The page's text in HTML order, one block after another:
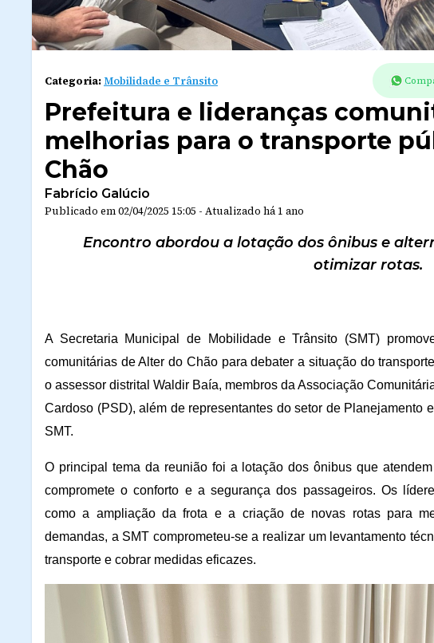
Categoria:Mobilidade e Trânsito
Prefeitura e lideranças
melhorias para o transporte
Chão
Fabrício Galúcio
Publicado em02/04/2025 15:05 - Atualizado há 1 ano
Encontro abordou a lotação dos ônibus e
otimizar rotas.
A Secretaria Municipal de Mobilidade e Trânsito (SMT)
comunitárias de Alter do Chão para debater a situação do
o assessor distrital Waldir Baía, membros da Associação
Cardoso (PSD), além de representantes do setor de Planejamento
SMT.
O principal tema da reunião foi a lotação dos ônibus que
compromete o conforto e a segurança dos passageiros. Os
como a ampliação da frota e a criação de novas rotas para
demandas, a SMT comprometeu-se a realizar um levantamento
transporte e cobrar medidas eficazes.